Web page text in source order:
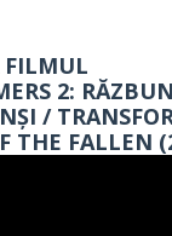
FILMUL
2:
/
THE FALLEN